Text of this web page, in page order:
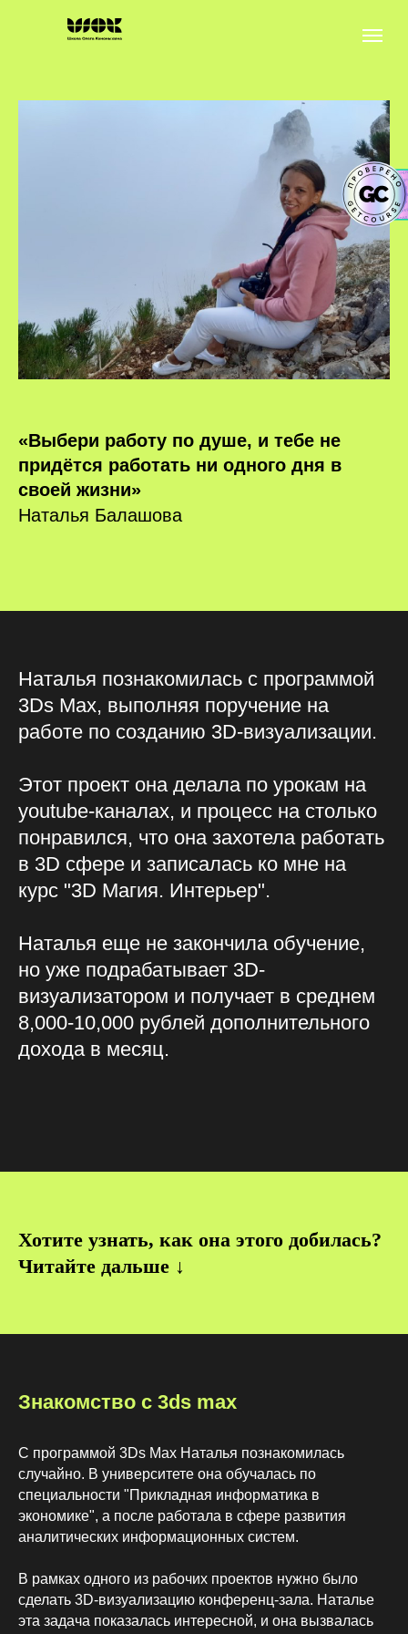
«Выбери работу по душе, и тебе не
придётся работать ни одного дня в
своей жизни»
Наталья Балашова
Наталья познакомилась с программой
3Ds Max, выполняя поручение на
работе по созданию 3D-визуализации.
Этот проект она делала по урокам на
youtube-каналах, и процесс на столько
понравился, что она захотела работать
в 3D сфере и записалась ко мне на
курс "3D Магия. Интерьер".
Наталья еще не закончила обучение,
но уже подрабатывает 3D-
визуализатором и получает в среднем
8,000-10,000 рублей дополнительного
дохода в месяц.
Хотите узнать, как она этого добилась?
Читайте дальше ↓
Знакомство с 3ds max
С программой 3Ds Max Наталья познакомилась
случайно. В университете она обучалась по
специальности "Прикладная информатика в
экономике", а после работала в сфере развития
аналитических информационных систем.
В рамках одного из рабочих проектов нужно было
сделать 3D-визуализацию конференц-зала. Наталье
эта задача показалась интересной, и она вызвалась